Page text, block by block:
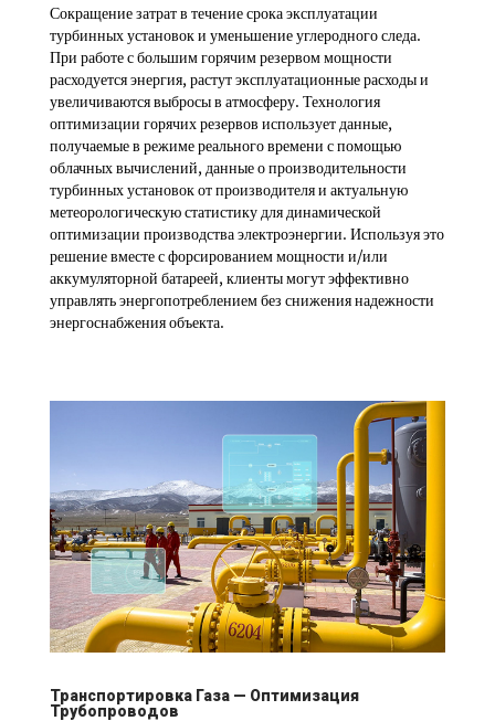
Сокращение затрат в течение срока эксплуатации
турбинных установок и уменьшение углеродного следа.
При работе с большим горячим резервом мощности
расходуется энергия, растут эксплуатационные расходы и
увеличиваются выбросы в атмосферу. Технология
оптимизации горячих резервов использует данные,
получаемые в режиме реального времени с помощью
облачных вычислений, данные о производительности
турбинных установок от производителя и актуальную
метеорологическую статистику для динамической
оптимизации производства электроэнергии. Используя это
решение вместе с форсированием мощности и/или
аккумуляторной батареей, клиенты могут эффективно
управлять энергопотреблением без снижения надежности
энергоснабжения объекта.
Транспортировка Газа — Оптимизация
Трубопроводов